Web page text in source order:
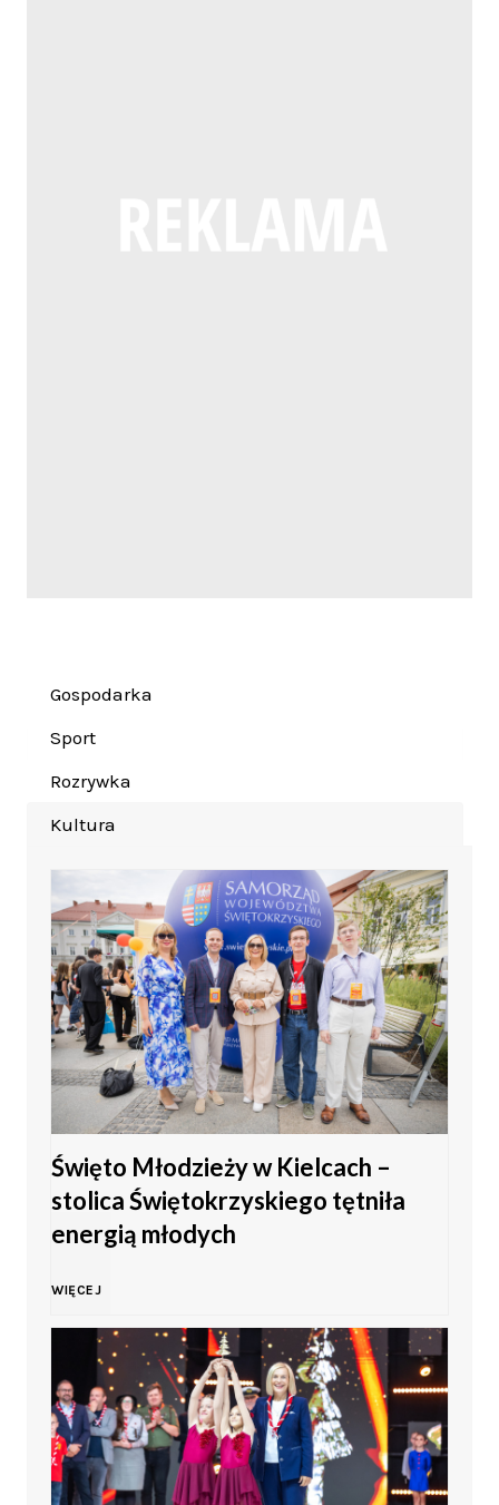
Gospodarka
Sport
Rozrywka
Kultura
Święto Młodzieży w Kielcach –
stolica Świętokrzyskiego tętniła
energią młodych
WIĘCEJŚ
w
i
ę